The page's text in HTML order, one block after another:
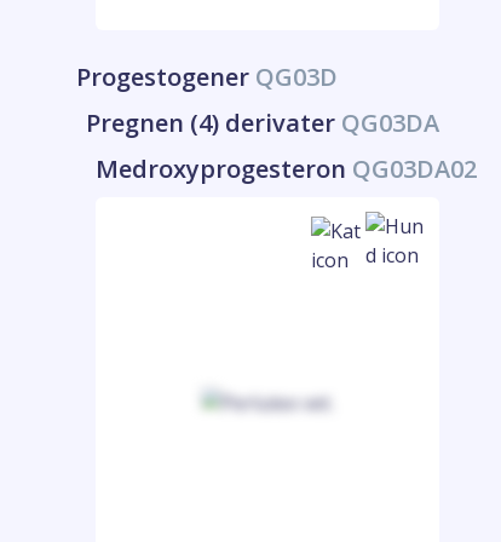
Progestogener QG03D
Pregnen (4) derivater QG03DA
Medroxyprogesteron QG03DA02